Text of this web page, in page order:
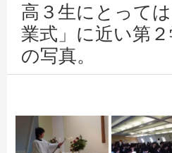
高３生にとって
業式」に近い第
の写真。